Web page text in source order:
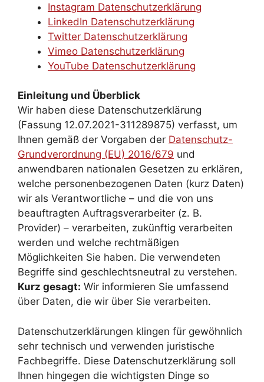
Instagram Datenschutzerklärung
LinkedIn Datenschutzerklärung
Twitter Datenschutzerklärung
Vimeo Datenschutzerklärung
YouTube Datenschutzerklärung
Einleitung und Überblick
Wir haben diese Datenschutzerklärung
(Fassung 12.07.2021-311289875) verfasst, um
Ihnen gemäß der Vorgaben der Datenschutz-
Grundverordnung (EU) 2016/679 und
anwendbaren nationalen Gesetzen zu erklären,
welche personenbezogenen Daten (kurz Daten)
wir als Verantwortliche – und die von uns
beauftragten Auftragsverarbeiter (z. B.
Provider) – verarbeiten, zukünftig verarbeiten
werden und welche rechtmäßigen
Möglichkeiten Sie haben. Die verwendeten
Begriffe sind geschlechtsneutral zu verstehen.
Kurz gesagt: Wir informieren Sie umfassend
über Daten, die wir über Sie verarbeiten.
Datenschutzerklärungen klingen für gewöhnlich
sehr technisch und verwenden juristische
Fachbegriffe. Diese Datenschutzerklärung soll
Ihnen hingegen die wichtigsten Dinge so